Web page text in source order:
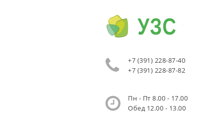
+7 (391) 228-87-40
+7 (391) 228-87-82
Пн - Пт 8.00 - 17.00
Обед 12.00 - 13.00